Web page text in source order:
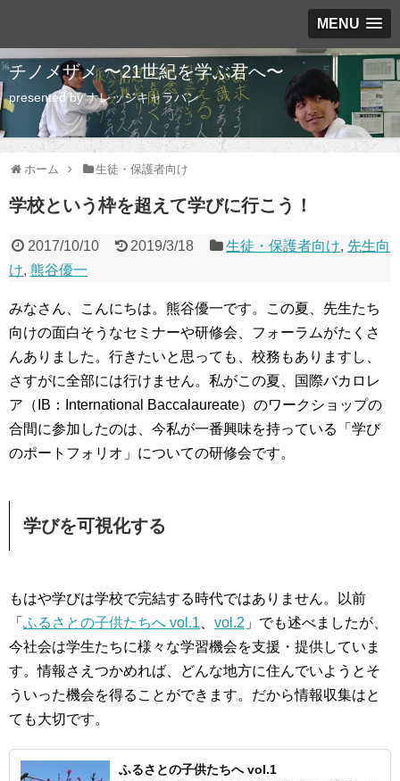
MENU
チノメザメ 〜21世紀を学ぶ君へ〜
presented by ナレッジキャラバン
ホーム 生徒・保護者向け
学校という枠を超えて学びに行こう！
2017/10/10 2019/3/18 生徒・保護者向け, 先生向
け, 熊谷優一
みなさん、こんにちは。熊谷優一です。この夏、先生たち
向けの面白そうなセミナーや研修会、フォーラムがたくさ
んありました。行きたいと思っても、校務もありますし、
さすがに全部には行けません。私がこの夏、国際バカロレ
ア（IB：International Baccalaureate）のワークショップの
合間に参加したのは、今私が一番興味を持っている「学び
のポートフォリオ」についての研修会です。
学びを可視化する
もはや学びは学校で完結する時代ではありません。以前
「 ふるさとの子供たちへ vol.1 vol.2 」でも述べましたが、
今社会は学生たちに様々な学習機会を支援・提供していま
す。情報さえつかめれば、どんな地方に住んでいようとそ
ういった機会を得ることができます。だから情報収集はと
ても大切です。
ふるさとの子供たちへ vol.1